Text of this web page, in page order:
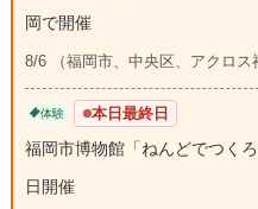
岡で開催
8/6 （福岡市、中央区、アクロス
体験 本日最終日
福岡市博物館「ねんどでつく
日開催